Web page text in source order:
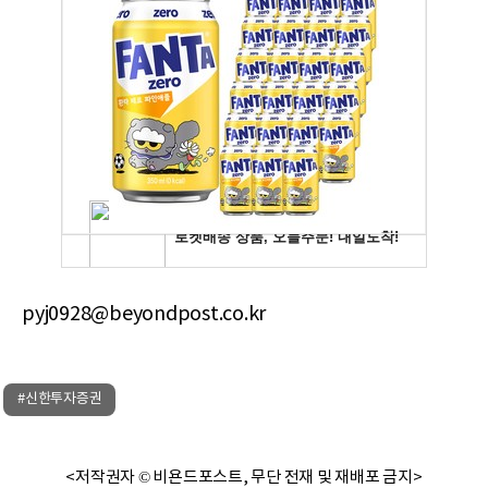
pyj0928@beyondpost.co.kr
#신한투자증권
<저작권자 © 비욘드포스트, 무단 전재 및 재배포 금지>